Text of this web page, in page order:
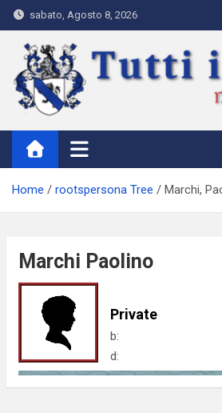
Skip
to
content
sabato, Agosto 8, 2026
Tutti i Cioni nel
Where Cioni`s come from
Home rootspersona Tree Marchi,
Marchi Paolino
Private
b:
d: